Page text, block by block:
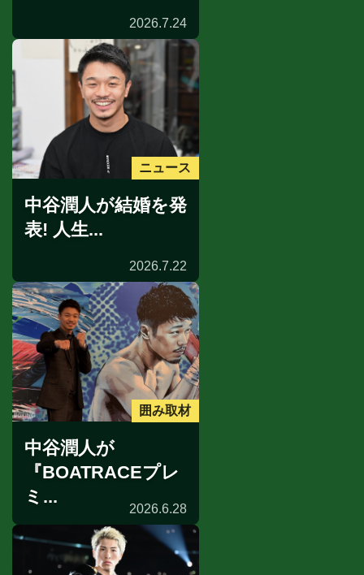
2026.7.24
ニュース
中谷潤人が結婚を発
表! 人生...
2026.7.22
囲み取材
中谷潤人が
『BOATRACEプレ
ミ...
2026.6.28